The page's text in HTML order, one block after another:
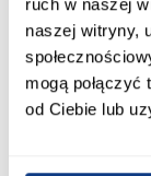
naszej witryny,
mogą
od Ciebie lub
Kolor korpusu:
beżowy
Wybarwienie: